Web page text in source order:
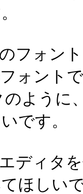
フォン
ォント
のように
です。
ディタ
ほしい